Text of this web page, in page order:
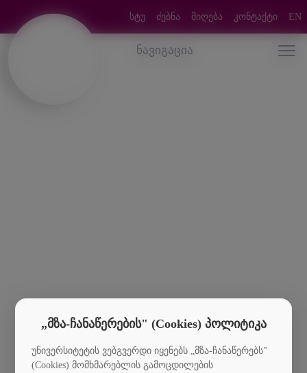
სტუ ძებნა მიღება კონტაქტი EN
ნავიგაცია
„მზა-ჩანაწერების" (Cookies) პოლიტიკა
უნივერსიტეტის ვებგვერდი იყენებს „მზა-ჩანაწერებს"
(Cookies) მომხმარებლის გამოცდილების